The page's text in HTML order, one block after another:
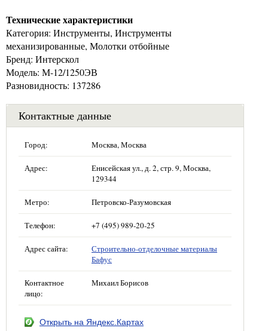
Технические характеристики
Категория: Инструменты, Инструменты
механизированные, Молотки отбойные
Бренд: Интерскол
Модель: М-12/1250ЭВ
Разновидность: 137286
Контактные данные
Город: Москва, Москва
Адрес:
Енисейская ул., д. 2, стр. 9, Москва,
129344
Метро: Петровско-Разумовская
Телефон: +7 (495) 989-20-25
Адрес сайта:
Строительно-отделочные материалы
Бафус
Контактное
лицо:
Михаил Борисов
Открыть на Яндекс.Картах